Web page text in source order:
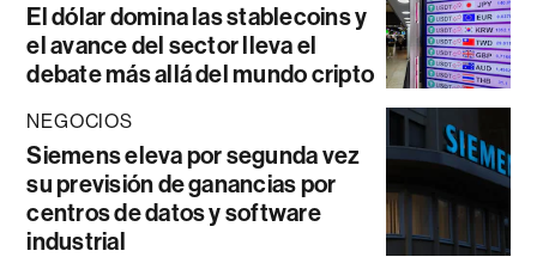
El dólar domina las stablecoins y
el avance del sector lleva el
debate más allá del mundo cripto
NEGOCIOS
Siemens eleva por segunda vez
su previsión de ganancias por
centros de datos y software
industrial